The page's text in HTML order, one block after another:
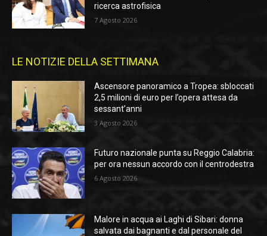
ricerca astrofisica
7 Agosto 2026
LE NOTIZIE DELLA SETTIMANA
Ascensore panoramico a Tropea: sbloccati
2,5 milioni di euro per l’opera attesa da
sessant’anni
3 Agosto 2026
Futuro nazionale punta su Reggio Calabria:
per ora nessun accordo con il centrodestra
6 Agosto 2026
Malore in acqua ai Laghi di Sibari: donna
salvata dai bagnanti e dal personale del